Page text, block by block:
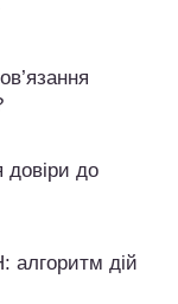
довіри до
алгоритм дій